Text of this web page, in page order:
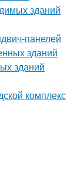
зданий
панелей
зданий
зданий
комплекс